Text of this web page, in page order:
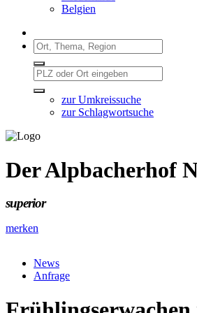
Belgien
zur Umkreissuche
zur Schlagwortsuche
Der Alpbacherhof
superior
merken
News
Anfrage